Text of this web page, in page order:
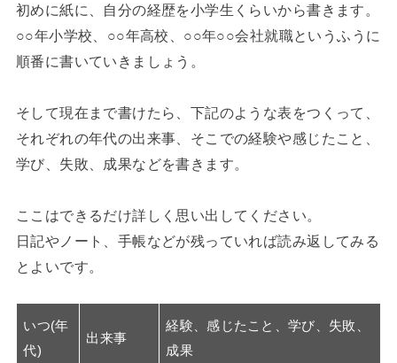
初めに紙に、自分の経歴を小学生くらいから書きます。
○○年小学校、○○年高校、○○年○○会社就職というふうに
順番に書いていきましょう。
そして現在まで書けたら、下記のような表をつくって、
それぞれの年代の出来事、そこでの経験や感じたこと、
学び、失敗、成果などを書きます。
ここはできるだけ詳しく思い出してください。
日記やノート、手帳などが残っていれば読み返してみる
とよいです。
いつ(年
代)
出来事
経験、感じたこと、学び、失敗、
成果